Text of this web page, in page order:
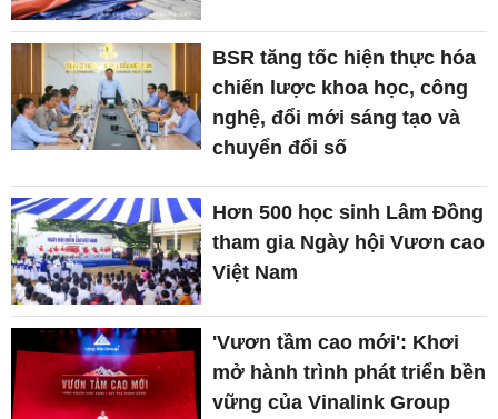
BSR tăng tốc hiện thực hóa
chiến lược khoa học, công
nghệ, đổi mới sáng tạo và
chuyển đổi số
Hơn 500 học sinh Lâm Đồng
tham gia Ngày hội Vươn cao
Việt Nam
'Vươn tầm cao mới': Khơi
mở hành trình phát triển bền
vững của Vinalink Group